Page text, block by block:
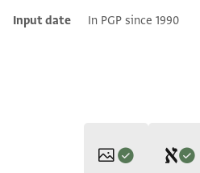
Input date
In PGP since 1990